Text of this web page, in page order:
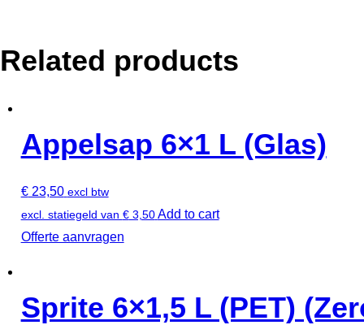
Related products
Appelsap 6×1 L (Glas)
€23,50 excl btw
excl. statiegeld van €3,50 Add to cart
Offerte aanvragen
Sprite 6×1,5 L (PET)